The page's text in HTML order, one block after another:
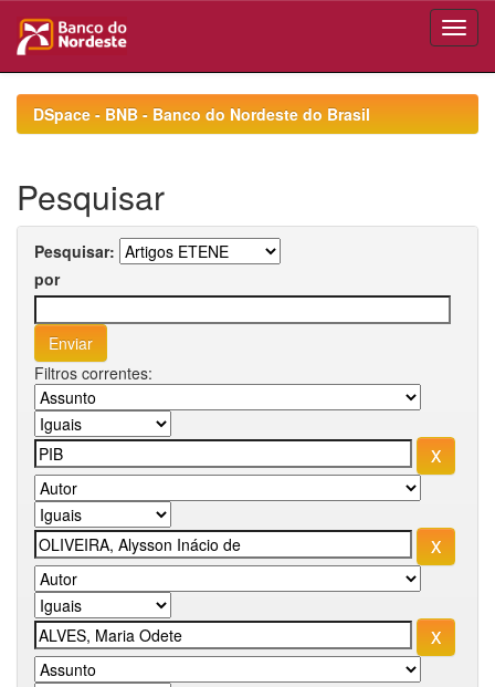
navigationDSpace - BNB - Banco do Nordeste do Brasil
Pesquisar
Pesquisar:
por
Filtros correntes: